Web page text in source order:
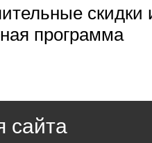
скидки
программа
сайта